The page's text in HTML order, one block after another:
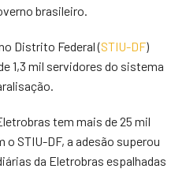
brasileiro.
Distrito Federal (STIU-DF)
1,3 mil servidores do sistema
tem mais de 25 mil
STIU-DF, a adesão superou
da Eletrobras espalhadas